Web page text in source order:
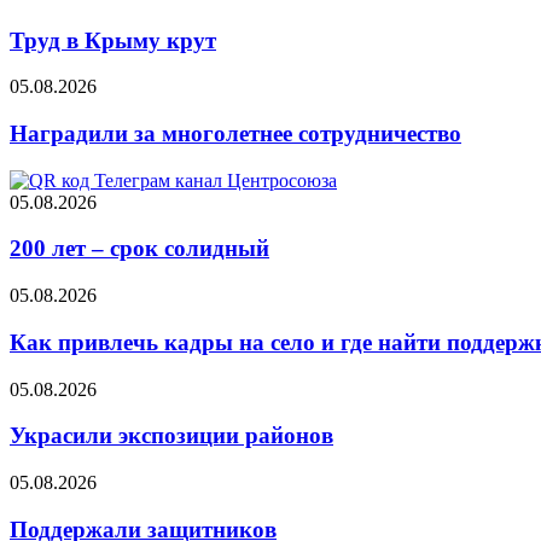
Труд в Крыму крут
05.08.2026
Наградили за многолетнее сотрудничество
05.08.2026
200 лет – срок солидный
05.08.2026
Как привлечь кадры на село и где найти
05.08.2026
Украсили экспозиции районов
05.08.2026
Поддержали защитников